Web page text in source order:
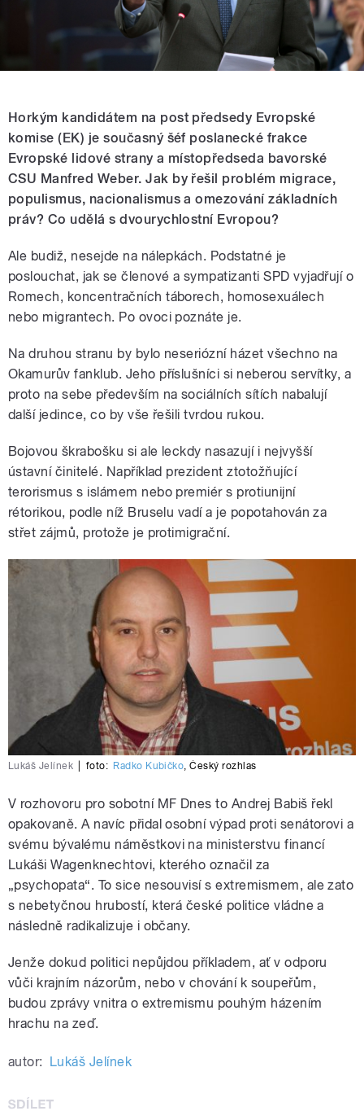
Horkým kandidátem na post předsedy Evropské
komise (EK) je současný šéf poslanecké frakce
Evropské lidové strany a místopředseda bavorské
CSU Manfred Weber. Jak by řešil problém migrace,
populismus, nacionalismus a omezování základních
práv? Co udělá s dvourychlostní Evropou?
Ale budiž, nesejde na nálepkách. Podstatné je
poslouchat, jak se členové a sympatizanti SPD vyjadřují o
Romech, koncentračních táborech, homosexuálech
nebo migrantech. Po ovoci poznáte je.
Na druhou stranu by bylo neseriózní házet všechno na
Okamurův fanklub. Jeho příslušníci si neberou servítky, a
proto na sebe především na sociálních sítích nabalují
další jedince, co by vše řešili tvrdou rukou.
Bojovou škrabošku si ale leckdy nasazují i nejvyšší
ústavní činitelé. Například prezident ztotožňující
terorismus s islámem nebo premiér s protiunijní
rétorikou, podle níž Bruselu vadí a je popotahován za
střet zájmů, protože je protimigrační.
Lukáš Jelínek foto: Radko Kubičko,Český rozhlas
V rozhovoru pro sobotní MF Dnes to Andrej Babiš řekl
opakovaně. A navíc přidal osobní výpad proti senátorovi a
svému bývalému náměstkovi na ministerstvu financí
Lukáši Wagenknechtovi, kterého označil za
„psychopata“. To sice nesouvisí s extremismem, ale zato
s nebetyčnou hrubostí, která české politice vládne a
následně radikalizuje i občany.
Jenže dokud politici nepůjdou příkladem, ať v odporu
vůči krajním názorům, nebo v chování k soupeřům,
budou zprávy vnitra o extremismu pouhým házením
hrachu na zeď.
autor: Lukáš Jelínek